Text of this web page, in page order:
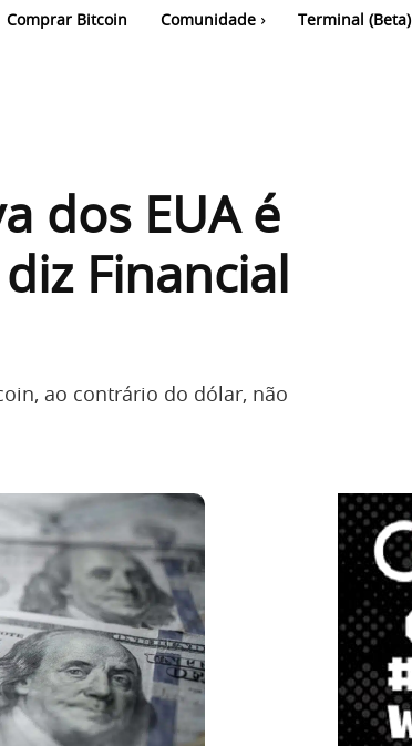
Comprar Bitcoin Comunidade Terminal (Beta)
dos EUA é
Financial
ao contrário do dólar, não